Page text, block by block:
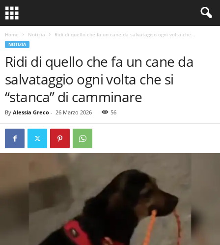
Home Notizia Ridi di quello che fa un cane da salvataggio ogni volta che...
NOTIZIA
Ridi di quello che fa un cane da
salvataggio ogni volta che si
“stanca” di camminare
By Alessia Greco - 26 Marzo 2026 56